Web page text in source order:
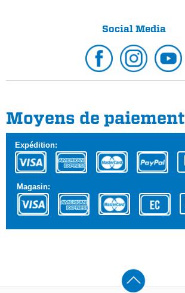
Social Media
Moyens de paiement
Expédition:
Magasin: